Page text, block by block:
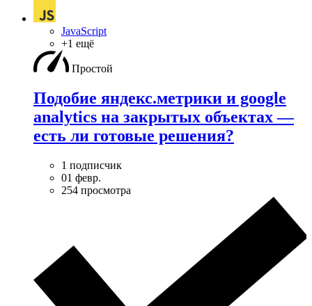
JavaScript
+1 ещё
Простой
Подобие яндекс.метрики и google
analytics на закрытых объектах —
есть ли готовые решения?
1 подписчик
01 февр.
254 просмотра